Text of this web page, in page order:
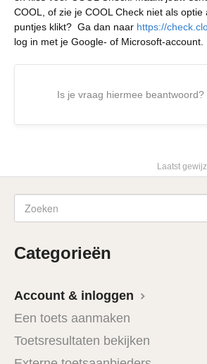
COOL, of zie je COOL Check niet als optie
puntjes klikt? Ga dan naar https://
log in met je Google- of Microsoft-account.
Is je vraag hiermee beantwoord?
Laatst
Categorieën
Account & inloggen
Een toets aanmaken
Toetsresultaten bekijken